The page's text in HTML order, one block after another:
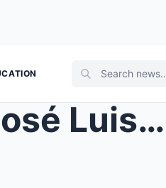
La Repentina Muerte de José Luis Rodríguez “...